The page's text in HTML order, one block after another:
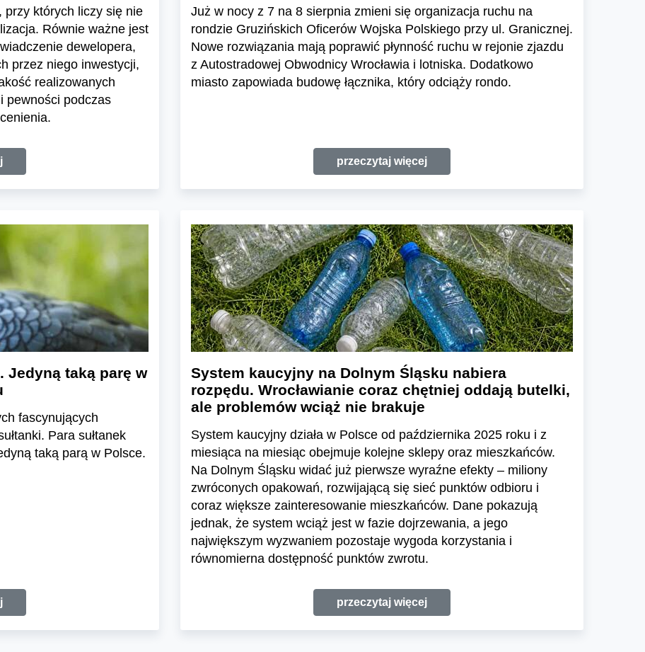
przy których liczy się nie
Równie ważne jest
dewelopera,
przez niego inwestycji,
realizowanych
pewności podczas
Już w nocy z 7 na 8 sierpnia zmieni się organizacja ruchu na
rondzie Gruzińskich Oficerów Wojska Polskiego przy ul. Granicznej.
Nowe rozwiązania mają poprawić płynność ruchu w rejonie zjazdu
z Autostradowej Obwodnicy Wrocławia i lotniska. Dodatkowo
miasto zapowiada budowę łącznika, który odciąży rondo.
przeczytaj więcej
Jedyną taką parę w
fascynujących
Para sułtanek
taką parą w Polsce.
System kaucyjny na Dolnym Śląsku nabiera
rozpędu. Wrocławianie coraz chętniej oddają butelki,
ale problemów wciąż nie brakuje
System kaucyjny działa w Polsce od października 2025 roku i z
miesiąca na miesiąc obejmuje kolejne sklepy oraz mieszkańców.
Na Dolnym Śląsku widać już pierwsze wyraźne efekty – miliony
zwróconych opakowań, rozwijającą się sieć punktów odbioru i
coraz większe zainteresowanie mieszkańców. Dane pokazują
jednak, że system wciąż jest w fazie dojrzewania, a jego
największym wyzwaniem pozostaje wygoda korzystania i
równomierna dostępność punktów zwrotu.
przeczytaj więcej